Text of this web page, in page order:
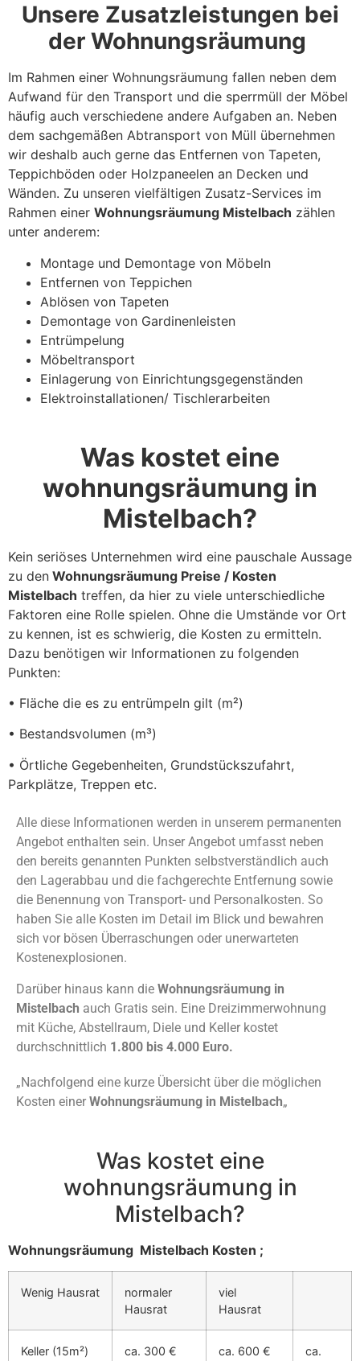
Unsere Zusatzleistungen bei
der Wohnungsräumung
Im Rahmen einer Wohnungsräumung fallen neben dem
Aufwand für den Transport und die sperrmüll der Möbel
häufig auch verschiedene andere Aufgaben an. Neben
dem sachgemäßen Abtransport von Müll übernehmen
wir deshalb auch gerne das Entfernen von Tapeten,
Teppichböden oder Holzpaneelen an Decken und
Wänden. Zu unseren vielfältigen Zusatz-Services im
Rahmen einer Wohnungsräumung Mistelbach zählen
unter anderem:
Montage und Demontage von Möbeln
Entfernen von Teppichen
Ablösen von Tapeten
Demontage von Gardinenleisten
Entrümpelung
Möbeltransport
Einlagerung von Einrichtungsgegenständen
Elektroinstallationen/ Tischlerarbeiten
Was kostet eine
wohnungsräumung in
Mistelbach?
Kein seriöses Unternehmen wird eine pauschale Aussage
zu den Wohnungsräumung Preise / Kosten
Mistelbach treffen, da hier zu viele unterschiedliche
Faktoren eine Rolle spielen. Ohne die Umstände vor Ort
zu kennen, ist es schwierig, die Kosten zu ermitteln.
Dazu benötigen wir Informationen zu folgenden
Punkten:
• Fläche die es zu entrümpeln gilt (m²)
• Bestandsvolumen (m³)
• Örtliche Gegebenheiten, Grundstückszufahrt,
Parkplätze, Treppen etc.
Alle diese Informationen werden in unserem permanenten
Angebot enthalten sein. Unser Angebot umfasst neben
den bereits genannten Punkten selbstverständlich auch
den Lagerabbau und die fachgerechte Entfernung sowie
die Benennung von Transport- und Personalkosten. So
haben Sie alle Kosten im Detail im Blick und bewahren
sich vor bösen Überraschungen oder unerwarteten
Kostenexplosionen.
Darüber hinaus kann die Wohnungsräumung in
Mistelbach auch Gratis sein. Eine Dreizimmerwohnung
mit Küche, Abstellraum, Diele und Keller kostet
durchschnittlich 1.800 bis 4.000 Euro.
„Nachfolgend eine kurze Übersicht über die möglichen
Kosten einer Wohnungsräumung in Mistelbach„
Was kostet eine
wohnungsräumung in
Mistelbach?
Wohnungsräumung Mistelbach Kosten ;
Wenig Hausrat
normaler
Hausrat
viel
Hausrat
Keller (15m²) ca. 300 € ca. 600 €
ca.